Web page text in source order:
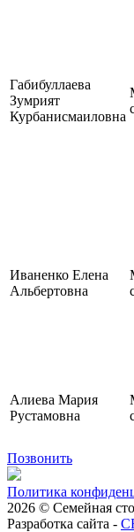
Габибуллаева
Зумрият
Курбанисмаиловна
Иваненко Елена
Альбертовна
Алиева Мария
Рустамовна
Позвонить
Политика
2026 © Семейная
Разработка сайта -